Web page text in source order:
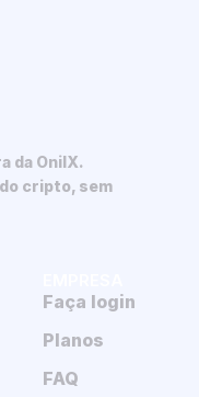
da OnilX.
cripto, sem
Faça login
Planos
FAQ